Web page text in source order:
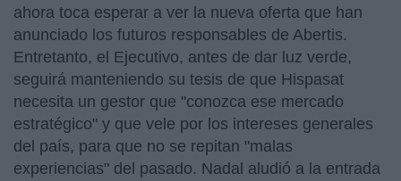
ahora toca esperar a ver la nueva oferta que han
anunciado los futuros responsables de Abertis.
Entretanto, el Ejecutivo, antes de dar luz verde,
seguirá manteniendo su tesis de que Hispasat
necesita un gestor que "conozca ese mercado
estratégico" y que vele por los intereses generales
del país, para que no se repitan "malas
experiencias" del pasado. Nadal aludió a la entrada